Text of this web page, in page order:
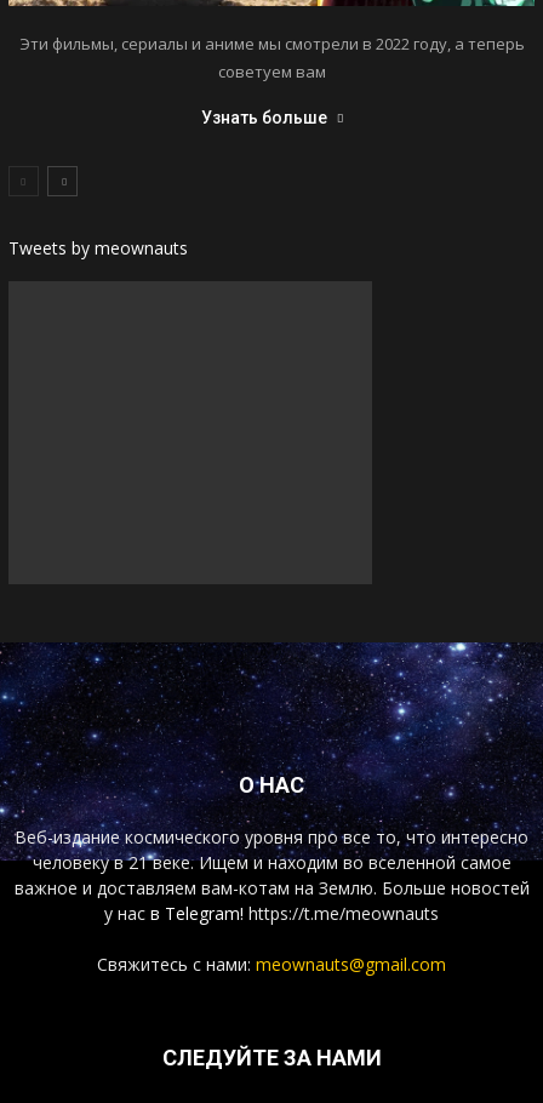
Эти фильмы, сериалы и аниме мы смотрели в 2022 году, а теперь
советуем вам
Узнать больше
Tweets by meownauts
О НАС
Веб-издание космического уровня про все то, что интересно
человеку в 21 веке. Ищем и находим во вселенной самое
важное и доставляем вам-котам на Землю. Больше новостей
у нас в Telegram! https://t.me/meownauts
Свяжитесь с нами: meownauts@gmail.com
СЛЕДУЙТЕ ЗА НАМИ